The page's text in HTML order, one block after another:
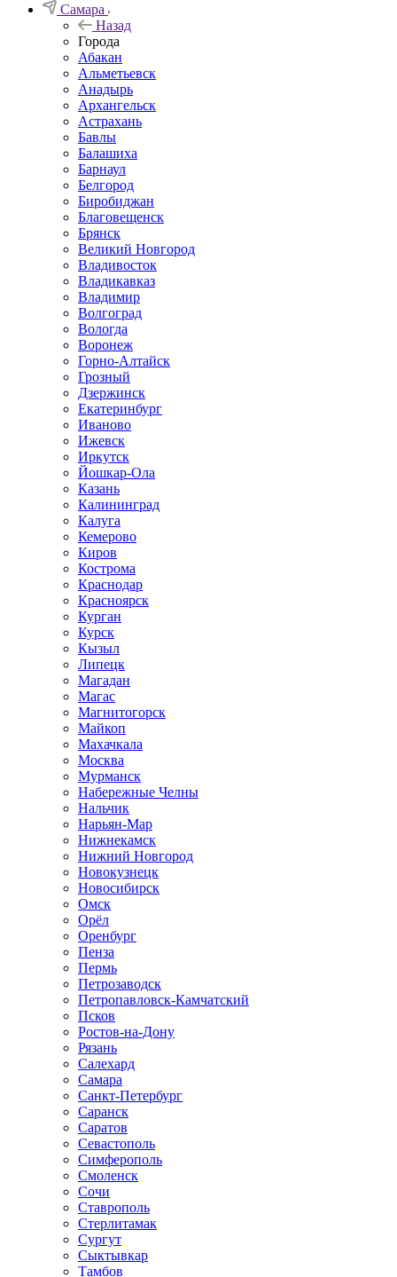
Самара
Назад
Города
Абакан
Альметьевск
Анадырь
Архангельск
Астрахань
Бавлы
Балашиха
Барнаул
Белгород
Биробиджан
Благовещенск
Брянск
Великий Новгород
Владивосток
Владикавказ
Владимир
Волгоград
Вологда
Воронеж
Горно-Алтайск
Грозный
Дзержинск
Екатеринбург
Иваново
Ижевск
Иркутск
Йошкар-Ола
Казань
Калининград
Калуга
Кемерово
Киров
Кострома
Краснодар
Красноярск
Курган
Курск
Кызыл
Липецк
Магадан
Магас
Магнитогорск
Майкоп
Махачкала
Москва
Мурманск
Набережные Челны
Нальчик
Нарьян-Мар
Нижнекамск
Нижний Новгород
Новокузнецк
Новосибирск
Омск
Орёл
Оренбург
Пенза
Пермь
Петрозаводск
Петропавловск-Камчатский
Псков
Ростов-на-Дону
Рязань
Салехард
Самара
Санкт-Петербург
Саранск
Саратов
Севастополь
Симферополь
Смоленск
Сочи
Ставрополь
Стерлитамак
Сургут
Сыктывкар
Тамбов